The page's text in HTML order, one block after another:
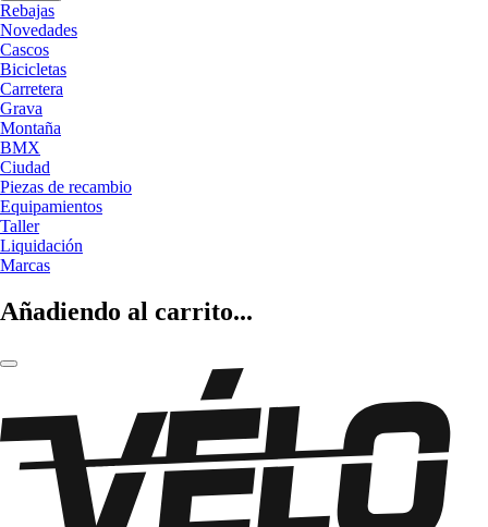
Rebajas
Novedades
Cascos
Bicicletas
Carretera
Grava
Montaña
BMX
Ciudad
Piezas de recambio
Equipamientos
Taller
Liquidación
Marcas
Añadiendo al carrito...